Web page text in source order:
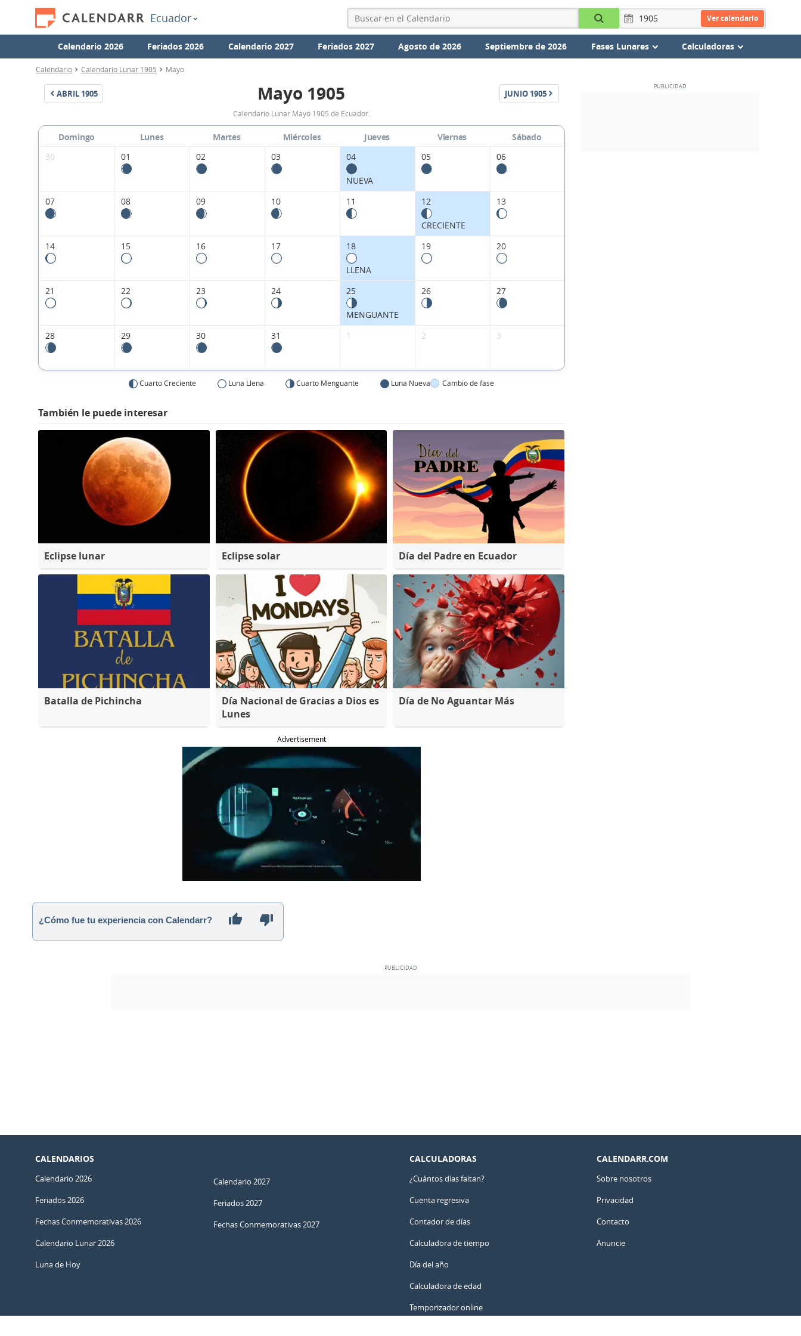
Ecuador Ver calendario
Calendario 2026 Feriados 2026 Calendario 2027 Feriados 2027 Agosto de 2026 Septiembre de 2026 Fases Lunares Calculadoras
Calendario Calendario Lunar 1905 Mayo
ABRIL 1905
Calendario
Lunar
Mayo
Ecuador.
Mayo 1905 JUNIO 1905
Calendario Lunar Mayo 1905 de Ecuador.
Domingo Lunes Martes Miércoles Jueves Viernes
Sábado
30
01 02 03 04
NUEVA
05 06
07 08 09 10 11 12
CRECIENTE
13
14 15 16 17 18
LLENA
19 20
21 22 23 24 25
MENGUANTE
26 27
28 29 30 31 1 2 3
Cuarto Creciente Luna Llena Cuarto Menguante Luna Nueva Cambio de fase
También le puede interesar
Eclipse lunar Eclipse solar Día del Padre en Ecuador
Batalla de Pichincha
Día Nacional de Gracias a Dios es
Lunes
Día de No Aguantar Más
Advertisement
¿Cómo fue tu experiencia con Calendarr?
CALENDARIOS
Calendario 2026
Feriados 2026
Fechas Conmemorativas 2026
Calendario Lunar 2026
Luna de Hoy
Calendario 2027
Feriados 2027
Fechas Conmemorativas 2027
CALCULADORAS
¿Cuántos días faltan?
Cuenta regresiva
Contador de días
Calculadora de tiempo
Día del año
Calculadora de edad
Temporizador online
CALENDARR.COM
Sobre nosotros
Privacidad
Contacto
Anuncie